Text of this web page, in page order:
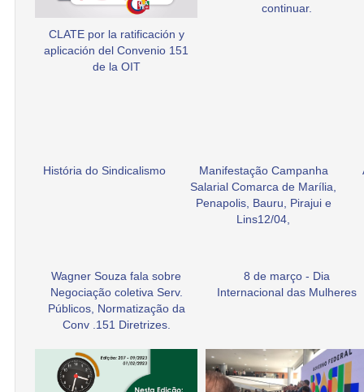
CLATE por la ratificación y
aplicación del Convenio 151
de la OIT
continuar.
História do Sindicalismo
Manifestação Campanha
Salarial Comarca de Marília,
Penapolis, Bauru, Pirajui e
Lins12/04,
Wagner Souza fala sobre
Negociação coletiva Serv.
Públicos, Normatização da
Conv .151 Diretrizes.
8 de março - Dia
Internacional das Mulheres